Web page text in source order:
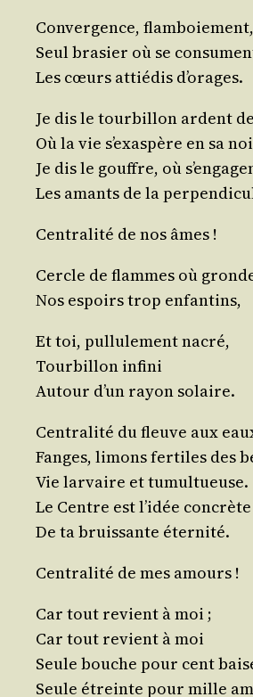
Conver­gence, flamboiement,
Seul bra­sier où se
Les cœurs attié­dis d’orages.
Je dis le tour­billon ardent
Où la vie s’exaspère en sa
Je dis le gouffre, où
Les amants de la
Cen­tra­li­té de nos âmes !
Cercle de flammes où
Nos espoirs trop enfantins,
Et toi, pul­lu­le­ment nacré,
Tour­billon infini
Autour d’un rayon solaire.
Cen­tra­li­té du fleuve aux
Fanges, limons fer­tiles des
Vie lar­vaire et tumultueuse.
Le Centre est l’idée concrète
De ta bruis­sante éternité.
Cen­tra­li­té de mes amours !
Car tout revient à moi ;
Car tout revient à moi
Seule bouche pour cent
Seule étreinte pour mille